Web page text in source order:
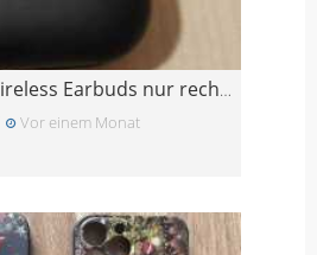
Yetekey A16 Wireless Earbuds nur rechts
Vor einem Monat